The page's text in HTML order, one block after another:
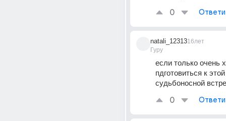
0
natali_12313
Гуру
16лет
если только очень
пдготовиться к этой
судьбоносной
0